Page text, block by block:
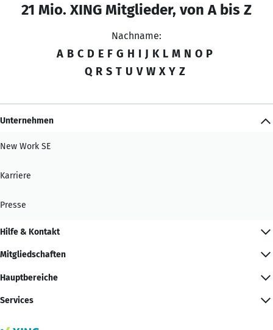
21 Mio. XING Mitglieder, von A bis Z
Nachname:
A B C D E F G H I J K L M N O P
Q R S T U V W X Y Z
Unternehmen
New Work SE
Karriere
Presse
Hilfe & Kontakt
Mitgliedschaften
Hauptbereiche
Services